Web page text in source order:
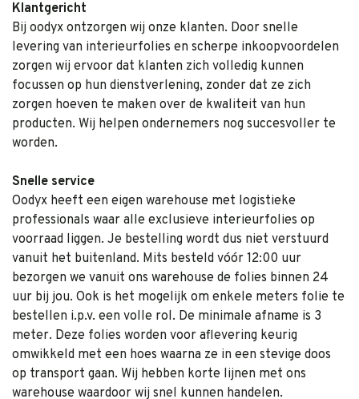
Klantgericht
Bij oodyx ontzorgen wij onze klanten. Door snelle
levering van interieurfolies en scherpe inkoopvoordelen
zorgen wij ervoor dat klanten zich volledig kunnen
focussen op hun dienstverlening, zonder dat ze zich
zorgen hoeven te maken over de kwaliteit van hun
producten. Wij helpen ondernemers nog succesvoller te
worden.
Snelle service
Oodyx heeft een eigen warehouse met logistieke
professionals waar alle exclusieve interieurfolies op
voorraad liggen. Je bestelling wordt dus niet verstuurd
vanuit het buitenland. Mits besteld vóór 12:00 uur
bezorgen we vanuit ons warehouse de folies binnen 24
uur bij jou. Ook is het mogelijk om enkele meters folie te
bestellen i.p.v. een volle rol. De minimale afname is 3
meter. Deze folies worden voor aflevering keurig
omwikkeld met een hoes waarna ze in een stevige doos
op transport gaan. Wij hebben korte lijnen met ons
warehouse waardoor wij snel kunnen handelen.